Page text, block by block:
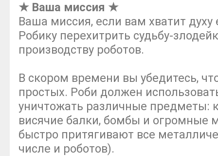
★ Ваша миссия ★
Ваша миссия, если вам хватит
Робику перехитрить судьбу-
производству роботов.
В скором времени вы убедитесь,
простых. Роби должен
уничтожать различные предметы:
висячие балки, бомбы и огромные
быстро притягивают все
числе и роботов).